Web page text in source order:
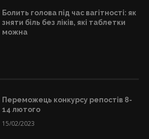
Болить голова під час вагітності: як
зняти біль без ліків, які таблетки
можна
Переможець конкурсу репостів 8-
14 лютого
15/02/2023